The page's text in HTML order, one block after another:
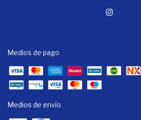
Medios de pago
Medios de envío